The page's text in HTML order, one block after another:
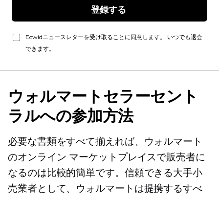
Ecwidニュースレターを受け取ることに同意します。 いつでも退会
できます。
ウォルマートセラーセント
ラルへの参加方法
必要な書類をすべて揃えれば、ウォルマート
のオンライン マーケットプレイスで販売者に
なるのは比較的簡単です。信頼できる大手小
売業者として、ウォルマートは提携するすべ